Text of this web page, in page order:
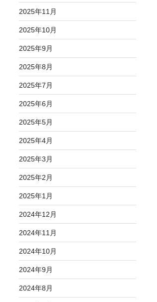
2025年11月
2025年10月
2025年9月
2025年8月
2025年7月
2025年6月
2025年5月
2025年4月
2025年3月
2025年2月
2025年1月
2024年12月
2024年11月
2024年10月
2024年9月
2024年8月